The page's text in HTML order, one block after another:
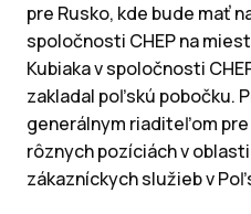
pre Rusko, kde bude mať
spoločnosti CHEP na
Kubiaka v spoločnosti
zakladal poľskú pobočku.
generálnym riaditeľom
rôznych pozíciách v
zákazníckych služieb v